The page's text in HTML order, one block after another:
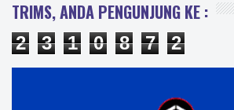
TRIMS, ANDA PENGUNJUNG KE :
2 3 1 0 8 7 2